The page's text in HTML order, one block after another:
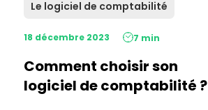
Le logiciel de comptabilité
18 décembre 2023 7 min
Comment choisir son
logiciel de comptabilité ?